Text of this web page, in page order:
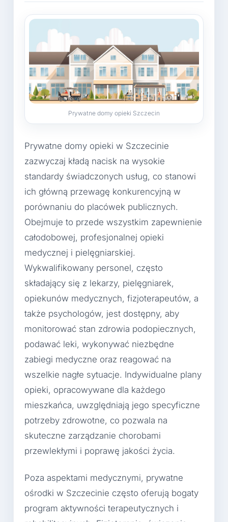
Prywatne domy opieki Szczecin
Prywatne domy opieki w Szczecinie
zazwyczaj kładą nacisk na wysokie
standardy świadczonych usług, co stanowi
ich główną przewagę konkurencyjną w
porównaniu do placówek publicznych.
Obejmuje to przede wszystkim zapewnienie
całodobowej, profesjonalnej opieki
medycznej i pielęgniarskiej.
Wykwalifikowany personel, często
składający się z lekarzy, pielęgniarek,
opiekunów medycznych, fizjoterapeutów, a
także psychologów, jest dostępny, aby
monitorować stan zdrowia podopiecznych,
podawać leki, wykonywać niezbędne
zabiegi medyczne oraz reagować na
wszelkie nagłe sytuacje. Indywidualne plany
opieki, opracowywane dla każdego
mieszkańca, uwzględniają jego specyficzne
potrzeby zdrowotne, co pozwala na
skuteczne zarządzanie chorobami
przewlekłymi i poprawę jakości życia.
Poza aspektami medycznymi, prywatne
ośrodki w Szczecinie często oferują bogaty
program aktywności terapeutycznych i